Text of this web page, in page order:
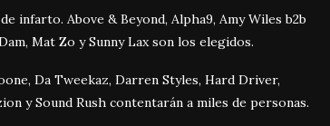
infarto. Above & Beyond, Alpha9, Amy Wiles b2b
Mat Zo y Sunny Lax son los elegidos.
Da Tweekaz, Darren Styles, Hard Driver,
y Sound Rush contentarán a miles de personas.